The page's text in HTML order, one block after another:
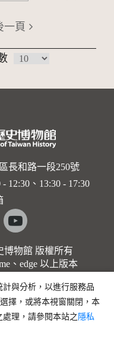
一頁
長和路一段250號
12:30、13:30 - 17:30
youtube
博物館 版權所有
、edge 以上版本
計與分析，以進行服務品
擇，或將本視窗關閉，本
處理，請參閱本站之 隱私